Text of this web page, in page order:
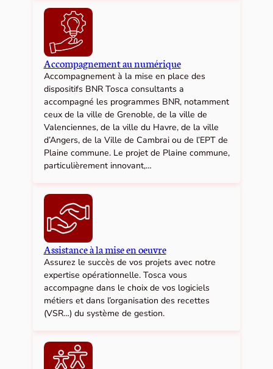
Accompagnement au numérique
Accompagnement à la mise en place des
dispositifs BNR Tosca consultants a
accompagné les programmes BNR, notamment
ceux de la ville de Grenoble, de la ville de
Valenciennes, de la ville du Havre, de la ville
d’Angers, de la Ville de Cambrai ou de l’EPT de
Plaine commune. Le projet de Plaine commune,
particulièrement innovant,…
Assistance à la mise en oeuvre
Assurez le succès de vos projets avec notre
expertise opérationnelle. Tosca vous
accompagne dans le choix de vos logiciels
métiers et dans l’organisation des recettes
(VSR…) du système de gestion.